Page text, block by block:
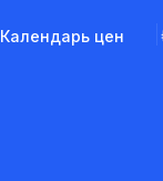
Календарь цен